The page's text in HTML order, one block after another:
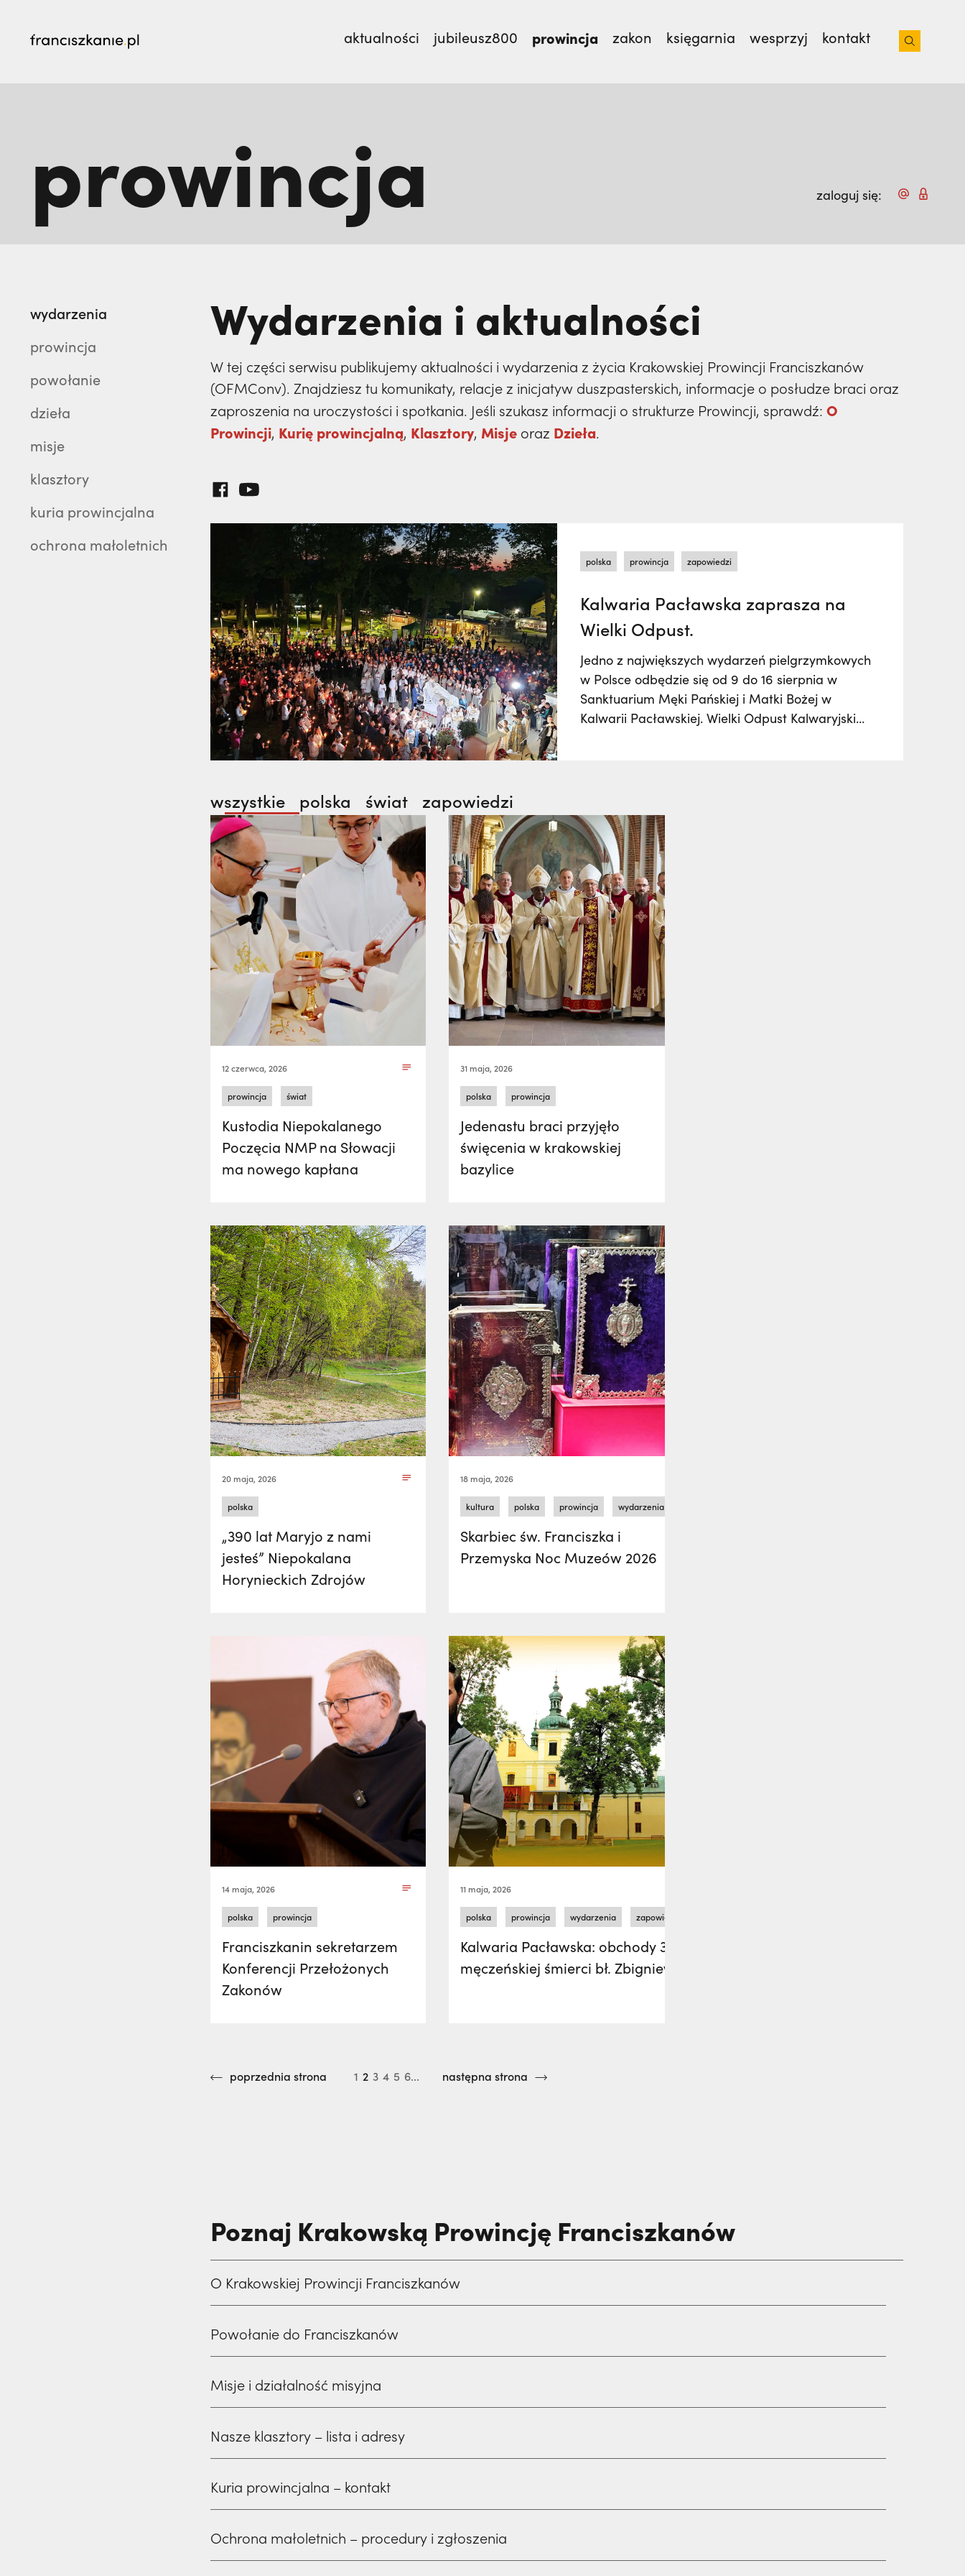
aktualności jubileusz800 prowincja zakon księgarnia wesprzyj kontakt
„Nie jedź na misje, dopóki matka żyje!” | JESTEM
prowincja zaloguj się:
wydarzenia
prowincja
powołanie
dzieła
misje
klasztory
kuria prowincjalna
ochrona małoletnich
Wydarzenia i aktualności
W tej części serwisu publikujemy aktualności i wydarzenia z życia Krakowskiej Prowincji Franciszkanów
(OFMConv). Znajdziesz tu komunikaty, relacje z inicjatyw duszpasterskich, informacje o posłudze braci oraz
zaproszenia na uroczystości i spotkania. Jeśli szukasz informacji o strukturze Prowincji, sprawdź:O
Prowincji, Kurię prowincjalną, Klasztory, Misje oraz Dzieła.
polska prowincja zapowiedzi
Kalwaria Pacławska zaprasza na
Wielki Odpust.
Jedno z największych wydarzeń pielgrzymkowych
w Polsce odbędzie się od 9 do 16 sierpnia w
Sanktuarium Męki Pańskiej i Matki Bożej w
Kalwarii Pacławskiej. Wielki Odpust Kalwaryjski
uroczystość Wniebowzięcia Najświętszej Maryi
Panny 15 sierpnia.…
wszystkie polska świat zapowiedzi
12 czerwca, 2026
prowincja świat
Kustodia Niepokalanego
Poczęcia NMP na Słowacji
ma nowego kapłana
31 maja, 2026
polska prowincja
Jedenastu braci przyjęło
święcenia w krakowskiej
bazylice
20 maja, 2026
polska
„390 lat Maryjo z nami
jesteś” Niepokalana
Horynieckich Zdrojów
18 maja, 2026
kultura polska prowincja wydarzenia
Skarbiec św. Franciszka i
Przemyska Noc Muzeów 2026
14 maja, 2026
polska prowincja
Franciszkanin sekretarzem
Konferencji Przełożonych
Zakonów
11 maja, 2026
polska prowincja wydarzenia zapowiedzi
Kalwaria Pacławska: obchody 35. rocznicy
męczeńskiej śmierci bł. Zbigniewa i Michała
poprzednia strona 1 2 3 4 5 6... następna strona
Poznaj Krakowską Prowincję Franciszkanów
O Krakowskiej Prowincji Franciszkanów
Powołanie do Franciszkanów
Misje i działalność misyjna
Nasze klasztory – lista i adresy
Kuria prowincjalna – kontakt
Ochrona małoletnich – procedury i zgłoszenia